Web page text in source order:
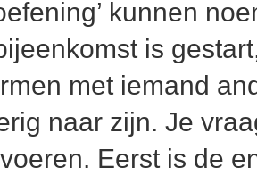
kunnen
is
met iemand
naar zijn. Je
Eerst is de